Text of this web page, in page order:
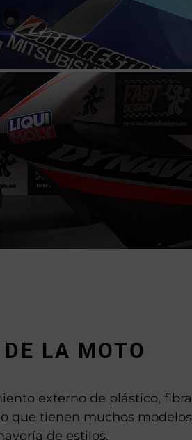
LA MOTO
externo de plástico, fibra
que tienen muchos modelos
de estilos.